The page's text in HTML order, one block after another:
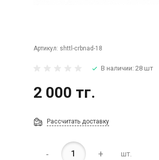
Артикул: shttl-crbnad-18
В наличии: 28 шт
2 000 тг.
Рассчитать доставку
- + шт.